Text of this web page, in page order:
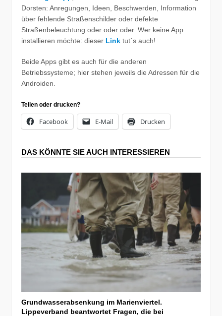
Dorsten: Anregungen, Ideen, Beschwerden, Information
über fehlende Straßenschilder oder defekte
Straßenbeleuchtung oder oder oder. Wer keine App
installieren möchte: dieser Link tut´s auch!
Beide Apps gibt es auch für die anderen
Betriebssysteme; hier stehen jeweils die Adressen für die
Androiden.
Teilen oder drucken?
Facebook E-Mail Drucken
DAS KÖNNTE SIE AUCH INTERESSIEREN
Grundwasserabsenkung im Marienviertel.
Lippeverband beantwortet Fragen, die bei